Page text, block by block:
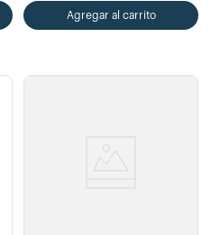
Agregar al carrito